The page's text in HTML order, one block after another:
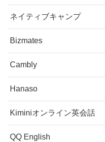
ネイティブキャンプ
Bizmates
Cambly
Hanaso
Kiminiオンライン英会話
QQ English